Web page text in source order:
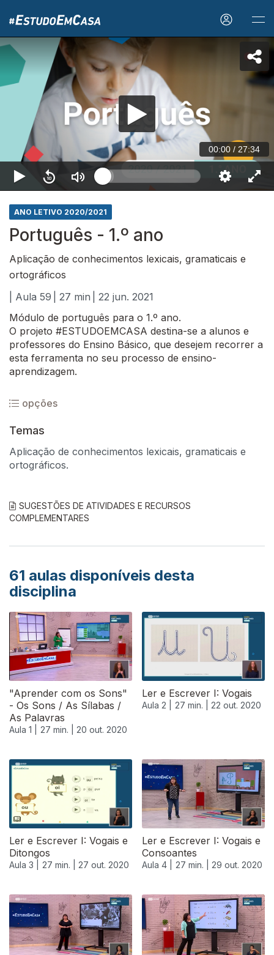
00:00 / 27:34
ANO LETIVO 2020/2021
Português - 1.º ano
Aplicação de conhecimentos lexicais, gramaticais e
ortográficos
| Aula 59
| 27 min
| 22 jun. 2021
Módulo de português para o 1.º ano.
O projeto #ESTUDOEMCASA destina-se a alunos e
professores do Ensino Básico, que desejem recorrer a
esta ferramenta no seu processo de ensino-
aprendizagem.
opções
Temas
Aplicação de conhecimentos lexicais, gramaticais e
ortográficos.
SUGESTÕES DE ATIVIDADES E RECURSOS
COMPLEMENTARES
61 aulas disponíveis desta
disciplina
"Aprender com os Sons"
- Os Sons / As Sílabas /
As Palavras
Aula 1 | 27 min. | 20 out. 2020
Ler e Escrever I: Vogais
Aula 2 | 27 min. | 22 out. 2020
Ler e Escrever I: Vogais e
Ditongos
Aula 3 | 27 min. | 27 out. 2020
Ler e Escrever I: Vogais e
Consoantes
Aula 4 | 27 min. | 29 out. 2020